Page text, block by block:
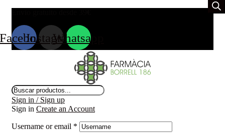
Instagram
Whatsapp
Búsqueda
de
productos
Sign in / Sign up
Sign in Create an Account
Username or email *